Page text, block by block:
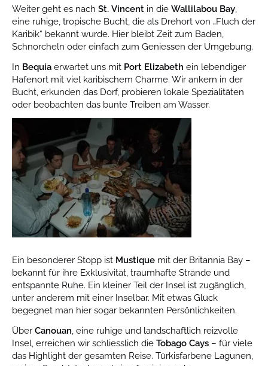
Weiter geht es nach St. Vincent in die Wallilabou Bay
eine ruhige, tropische Bucht, die als Drehort von „Fluch der
Karibik“ bekannt wurde. Hier bleibt Zeit zum Baden,
Schnorcheln oder einfach zum Geniessen der Umgebung.
In Bequia erwartet uns mit Port Elizabeth ein lebendiger
Hafenort mit viel karibischem Charme. Wir ankern in der
Bucht, erkunden das Dorf, probieren lokale Spezialitäten
oder beobachten das bunte Treiben am Wasser.
Ein besonderer Stopp ist Mustique mit der Britannia Bay –
bekannt für ihre Exklusivität, traumhafte Strände und
entspannte Ruhe. Ein kleiner Teil der Insel ist zugänglich,
unter anderem mit einer Inselbar. Mit etwas Glück
begegnet man hier sogar bekannten Persönlichkeiten.
Über Canouan , eine ruhige und landschaftlich reizvolle
Insel, erreichen wir schliesslich die Tobago Cays – für viele
das Highlight der gesamten Reise. Türkisfarbene Lagunen,